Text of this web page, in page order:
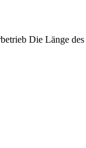
Die Länge